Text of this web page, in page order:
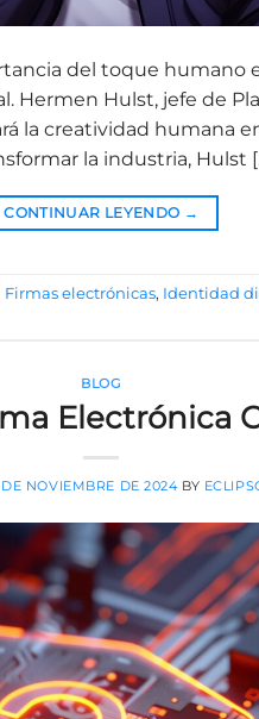
del toque humano
Hermen Hulst, jefe de
la creatividad humana
la industria, Hulst
CONTINUAR LEYENDO →
Firmas electrónicas, Identidad
BLOG
Electrónica
NOVIEMBRE DE 2024 BY